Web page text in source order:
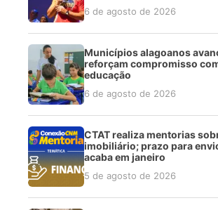
6 de agosto de 2026
Municípios alagoanos
reforçam compromisso
educação
6 de agosto de 2026
CTAT realiza mentorias
imobiliário; prazo para
acaba em janeiro
5 de agosto de 2026